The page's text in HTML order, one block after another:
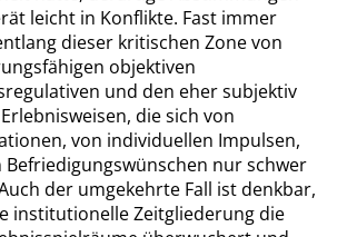
leicht in Konflikte. Fast immer
dieser kritischen Zone von
objektiven
und den eher subjektiv
die sich von
von individuellen Impulsen,
nur schwer
der umgekehrte Fall ist denkbar,
institutionelle Zeitgliederung die